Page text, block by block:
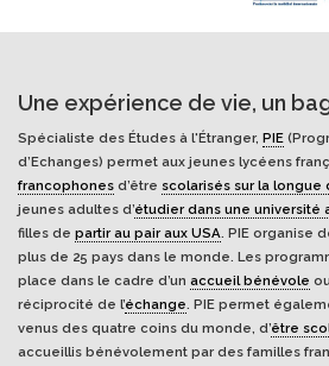
Une expérience de vie, un
Spécialiste des Études à l'Étranger, PIE
d’Echanges) permet aux jeunes lycéens
francophones d’être scolarisés sur la longue
jeunes adultes d’étudier dans une université
filles de partir au pair aux USA. PIE organise
plus de 25 pays dans le monde. Les
place dans le cadre d’un accueil bénévole
réciprocité de l’échange. PIE permet
venus des quatre coins du monde, d’être
accueillis bénévolement par des familles